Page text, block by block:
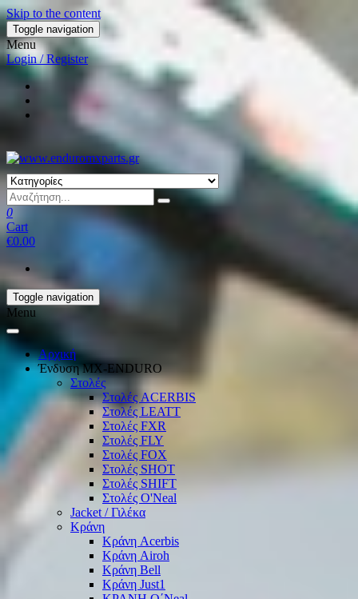
Skip to the content
Toggle navigation
Menu
Login / Register
0
Cart
€0.00
Toggle navigation
Menu
Αρχική
Ένδυση ΜΧ-ΕΝDURO
Στολές
Στολές ACERBIS
Στολές LEATT
Στολές FXR
Στολές FLY
Στολές FOX
Στολές SHOT
Στολές SHIFT
Στολές O'Neal
Jacket / Γιλέκα
Κράνη
Κράνη Acerbis
Κράνη Airoh
Κράνη Bell
Κράνη Just1